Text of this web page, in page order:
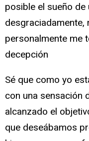
posible el sueño de
desgraciadamente,
personalmente me
decepción
Sé que como yo
con una sensación
alcanzado el
que deseábamos